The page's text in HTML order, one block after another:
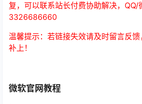
复，可以联系站长付费协助解决，QQ/
3326686660
温馨提示：若链接失效请及时留言反
补上！
微软官网教程